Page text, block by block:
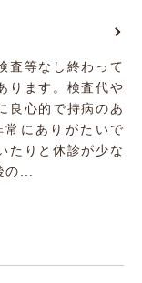
査等なし終わって
ります。検査代や
良心的で持病のあ
にありがたいで
たりと休診が少な
...